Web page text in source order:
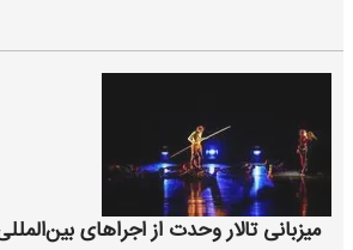
میزبانی تالار وحدت از اجراهای